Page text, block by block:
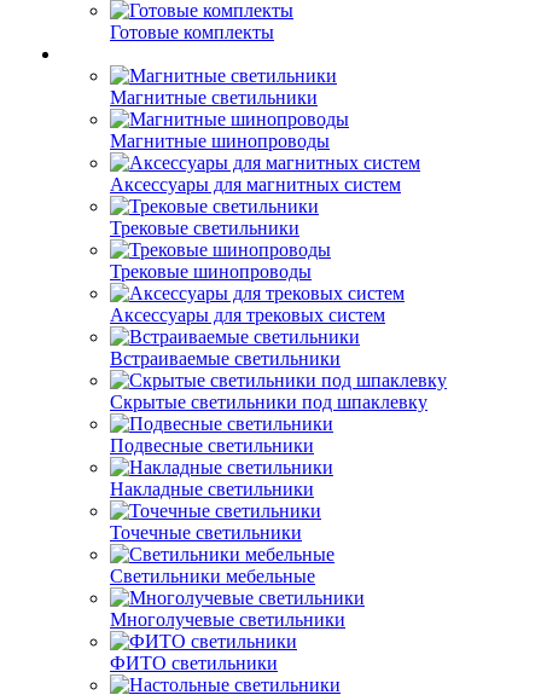
Готовые комплекты
Магнитные светильники
Магнитные шинопроводы
Аксессуары для магнитных систем
Трековые светильники
Трековые шинопроводы
Аксессуары для трековых систем
Встраиваемые светильники
Скрытые светильники под шпаклевку
Подвесные светильники
Накладные светильники
Точечные светильники
Светильники мебельные
Многолучевые светильники
ФИТО светильники